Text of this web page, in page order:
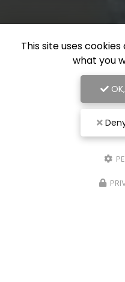
This site uses
what you